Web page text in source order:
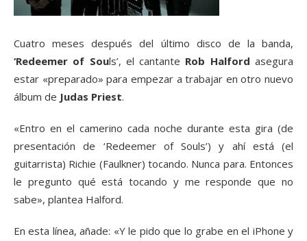
Cuatro meses después del último disco de la banda,
‘Redeemer of Souls’, el cantante Rob Halfordasegura
estar «preparado» para empezar a trabajar en otro nuevo
álbum de Judas Priest.
«Entro en el camerino cada noche durante esta gira (de
presentación de ‘Redeemer of Souls’) y ahí está (el
guitarrista) Richie (Faulkner) tocando. Nunca para. Entonces
le pregunto qué está tocando y me responde que no
sabe», plantea Halford.
En esta línea, añade: «Y le pido que lo grabe en el iPhone y